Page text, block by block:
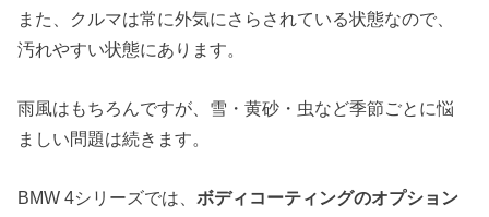
また、クルマは常に外気にさらされている状態なので、
汚れやすい状態にあります。
雨風はもちろんですが、雪・黄砂・虫など季節ごとに悩
ましい問題は続きます。
BMW 4シリーズでは、ボディコーティングのオプション